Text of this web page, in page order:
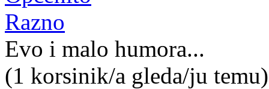
Razno
Evo i malo humora...
(1 korsinik/a gleda/ju